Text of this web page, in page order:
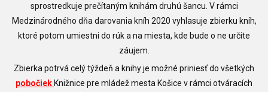
sprostredkuje prečítaným knihám druhú šancu. V rámci
Medzinárodného dňa darovania kníh 2020 vyhlasuje zbierku kníh,
ktoré potom umiestni do rúk a na miesta, kde bude o ne určite
záujem.
Zbierka potrvá celý týždeň a knihy je možné priniesť do všetkých
pobočiekKnižnice pre mládež mesta Košice v rámci otváracích